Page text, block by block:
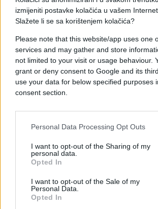
izmijeniti postavke kolačića u vašem
Slažete li se sa korištenjem kolačića?
Please note that this website/app uses one
services and may gather and store
not limited to your visit or usage behaviour.
grant or deny consent to Google and its
use your data for below specified purposes
consent section.
Personal Data Processing Opt Outs
I want to opt-out of the Sharing of my
personal data.
Opted In
I want to opt-out of the Sale of my
Personal Data.
Opted In
smatra da je period prilagođavanja
završen.
"Poslije tolikog puta nije se bilo
vremensku razliku. Trebalo nam je
se adaptiramo, a i utakmica sa
je koliko uslovi mogu biti zahtjevni.
smo se već privikli. Kanada je
je Vasilj.
Reprezentacija će posljednji
utakmice na SP protiv Kanade
"Centenial Parku" u Torontu. Svaki
donosi dodatno uigravanje i
taboru „zmajeva“ vlada uvjerenje da